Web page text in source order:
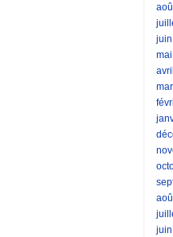
juin
mai
avril
juin